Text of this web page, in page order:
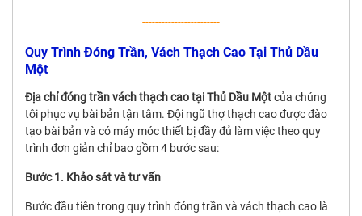
------------------------
Quy Trình Đóng Trần, Vách Thạch Cao Tại Thủ Dầu
Một
Địa chỉ đóng trần vách thạch cao tại Thủ Dầu Mộtcủa chúng
tôi phục vụ bài bản tận tâm. Đội ngũ thợ thạch cao được đào
tạo bài bản và có máy móc thiết bị đầy đủ làm việc theo quy
trình đơn giản chỉ bao gồm 4 bước sau:
Bước 1. Khảo sát và tư vấn
Bước đầu tiên trong quy trình đóng trần và vách thạch cao là